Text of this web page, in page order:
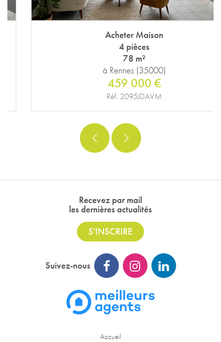
Acheter Maison
4 pièces
à Rennes (35000)
459 000 €
Réf. 2095JDAVM
Recevez par mail
les dernières actualités
S'INSCRIRE
Suivez-nous
Accueil